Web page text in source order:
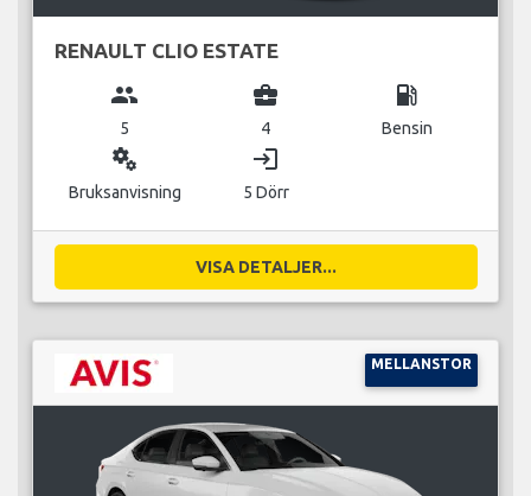
RENAULT CLIO ESTATE
group
5
business_center
4
local_gas_station
Bensin
miscellaneous_services
Bruksanvisning
login
5 Dörr
VISA DETALJER...
MELLANSTOR